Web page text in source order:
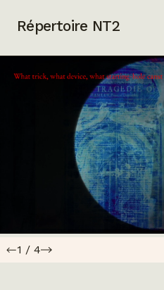
Répertoire NT2
1 / 4